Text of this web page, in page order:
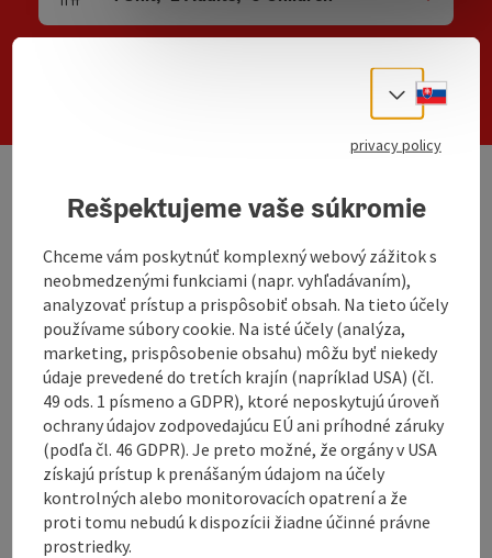
Contact
Number of units and person fields
We have not found any search results. Please
non-binding inquiry
Select
privacy policy
Rešpektujeme vaše súkromie
Chceme vám poskytnúť komplexný webový zážitok s
neobmedzenými funkciami (napr. vyhľadávaním),
analyzovať prístup a prispôsobiť obsah. Na tieto účely
používame súbory cookie. Na isté účely (analýza,
marketing, prispôsobenie obsahu) môžu byť niekedy
údaje prevedené do tretích krajín (napríklad USA) (čl.
49 ods. 1 písmeno a GDPR), ktoré neposkytujú úroveň
ochrany údajov zodpovedajúcu EÚ ani príhodné záruky
(podľa čl. 46 GDPR). Je preto možné, že orgány v USA
získajú prístup k prenášaným údajom na účely
kontrolných alebo monitorovacích opatrení a že
proti tomu nebudú k dispozícii žiadne účinné právne
prostriedky.